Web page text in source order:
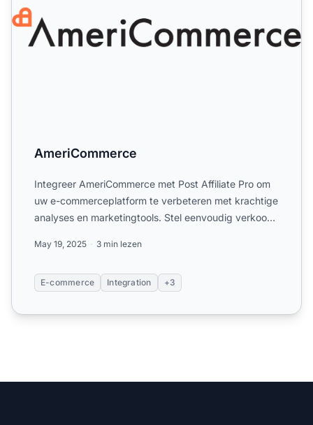
AmeriCommerce
Integreer AmeriCommerce met Post Affiliate Pro om
uw e-commerceplatform te verbeteren met krachtige
analyses en marketingtools. Stel eenvoudig verkoop-
May 19, 2025 3 min lezen
E-commerce Integration +3